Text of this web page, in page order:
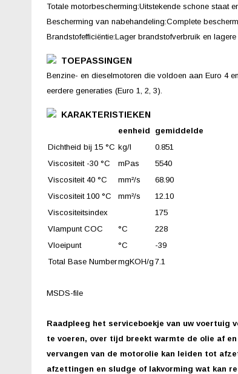
Totale motorbescherming:Uitstekende schone staat
Bescherming van nabehandeling:Complete
Brandstofefficiëntie:Lager brandstofverbruik en
TOEPASSINGEN
Benzine- en dieselmotoren die voldoen aan Euro 4
eerdere generaties (Euro 1, 2, 3).
KARAKTERISTIEKEN
eenheid
gemiddelde
Dichtheid bij 15 °C kg/l
0.851
Viscositeit -30 °C
mPas
5540
Viscositeit 40 °C
mm²/s
68.90
Viscositeit 100 °C
mm²/s
12.10
Viscositeitsindex
175
Vlampunt COC
°C
228
Vloeipunt
°C
-39
Total Base NumbermgKOH/g 7.1
MSDS-file
Raadpleeg het serviceboekje van uw
te voeren, over tijd breekt warmte de olie af
vervangen van de motorolie kan leiden tot
afzettingen en sludge of lakvorming wat kan